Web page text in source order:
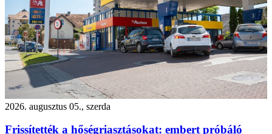
2026. augusztus 05., szerda
Frissítették a hőségriasztásokat: embert próbáló